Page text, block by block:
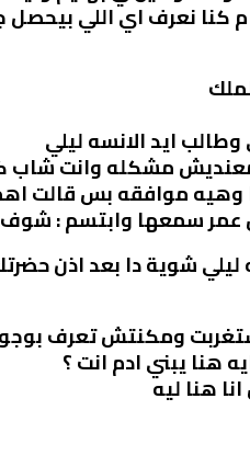
كنا نعرف اي اللي
ايد الانسه ليلي
معنديش مشكله وانت
وهيه موافقه بس قالت
عمر سمعها وابتسم :
شوية دا بعد اذن
ومكنتش تعرف
هنا يبني ادم انت ؟
هنا ليه